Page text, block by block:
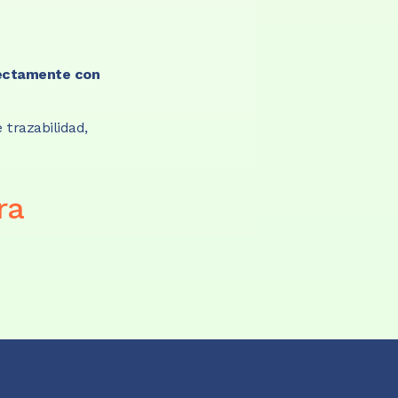
con
trazabilidad,